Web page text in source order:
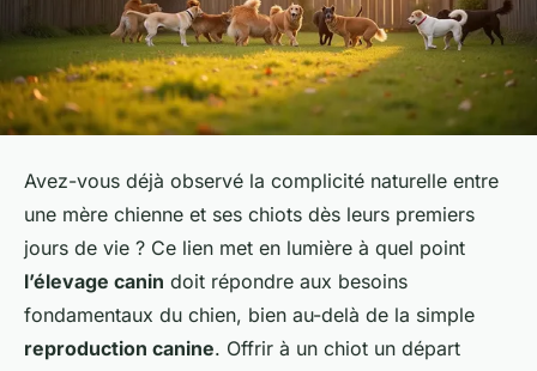
Avez-vous déjà observé la complicité naturelle entre
une mère chienne et ses chiots dès leurs premiers
jours de vie ? Ce lien met en lumière à quel point
l’élevage canin doit répondre aux besoins
fondamentaux du chien, bien au-delà de la simple
reproduction canine. Offrir à un chiot un départ